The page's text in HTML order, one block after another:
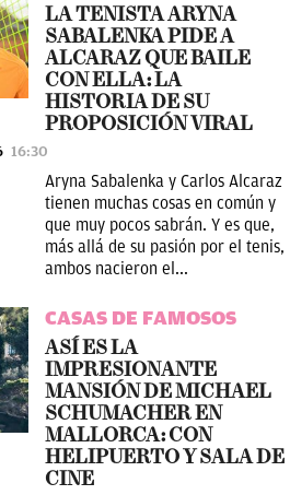
LA TENISTA ARYNA
SABALENKA PIDE A
ALCARAZ QUE BAILE
CON ELLA: LA
HISTORIA DE SU
PROPOSICIÓN VIRAL
16:30
Aryna Sabalenka y Carlos Alcaraz
tienen muchas cosas en común y
que muy pocos sabrán. Y es que,
más allá de su pasión por el tenis,
ambos nacieron el...
CASAS DE FAMOSOS
ASÍ ES LA
IMPRESIONANTE
MANSIÓN DE MICHAEL
SCHUMACHER EN
MALLORCA: CON
HELIPUERTO Y SALA DE
CINE